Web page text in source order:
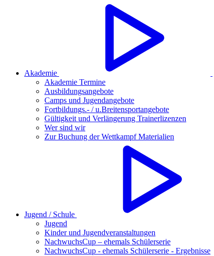
Akademie
Akademie Termine
Ausbildungsangebote
Camps und Jugendangebote
Fortbildungs.- / u.Breitensportangebote
Gültigkeit und Verlängerung Trainerlizenzen
Wer sind wir
Zur Buchung der Wettkampf Materialien
Jugend / Schule
Jugend
Kinder und Jugendveranstaltungen
NachwuchsCup – ehemals Schülerserie
NachwuchsCup - ehemals Schülerserie - Ergebnisse